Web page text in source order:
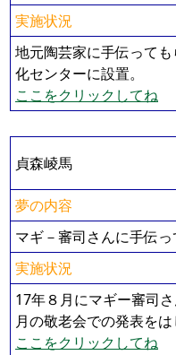
実施状況
地元陶芸家に手伝って
化センターに設置。
ここをクリックしてね
貞森崚馬
夢の内容
マギ－審司さんに手伝
実施状況
17年８月にマギー審司
月の敬老会での発表を
ここをクリックしてね